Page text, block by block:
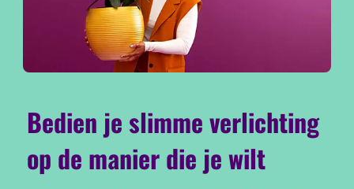
Bedien je slimme verlichting
op de manier die je wilt